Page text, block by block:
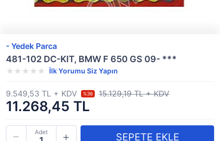
- Yedek Parca
481-102 DC-KIT, BMW F 650 GS 09- ***
İlk Yorumu Siz Yapın
11.268,45 TL
9.549,53 TL + KDV %36 15.129,19 TL + KDV
Adet